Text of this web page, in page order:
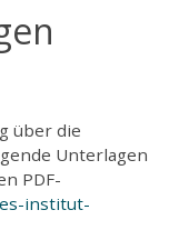
über die
Unterlagen
PDF-
institut-